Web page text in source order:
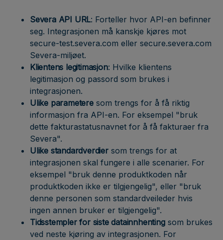
Severa API URL: Forteller hvor API-en befinner
seg. Integrasjonen må kanskje kjøres mot
secure-test.severa.com eller secure.severa.com
Severa-miljøet.
Klientens legitimasjon: Hvilke klientens
legitimasjon og passord som brukes i
integrasjonen.
Ulike parameteresom trengs for å få riktig
informasjon fra API-en. For eksempel "bruk
dette fakturastatusnavnet for å få fakturaer fra
Severa".
Ulike standardverdiersom trengs for at
integrasjonen skal fungere i alle scenarier. For
eksempel "bruk denne produktkoden når
produktkoden ikke er tilgjengelig", eller "bruk
denne personen som standardveileder hvis
ingen annen bruker er tilgjengelig".
Tidsstempler for siste datainnhentingsom brukes
ved neste kjøring av integrasjonen. For